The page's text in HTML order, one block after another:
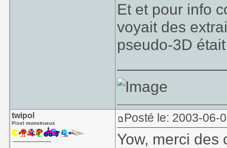
Et et pour info
voyait des
pseudo-3D
twipol
Pixel monstrueux Posté le: 2003-06-
Yow, merci des